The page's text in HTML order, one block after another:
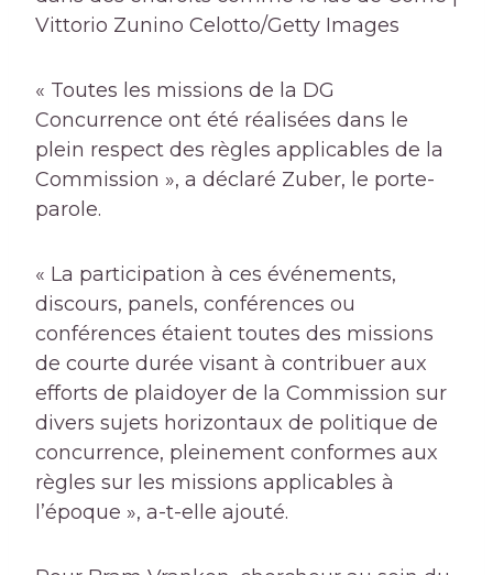
Vittorio Zunino Celotto/Getty Images
« Toutes les missions de la DG
Concurrence ont été réalisées dans le
plein respect des règles applicables de la
Commission », a déclaré Zuber, le porte-
parole.
« La participation à ces événements,
discours, panels, conférences ou
conférences étaient toutes des missions
de courte durée visant à contribuer aux
efforts de plaidoyer de la Commission sur
divers sujets horizontaux de politique de
concurrence, pleinement conformes aux
règles sur les missions applicables à
l’époque », a-t-elle ajouté.